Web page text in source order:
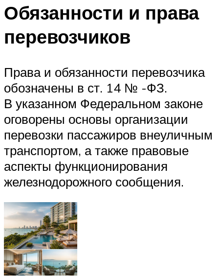
Обязанности и права
перевозчиков
Права и обязанности перевозчика
обозначены в ст. 14 № -ФЗ.
В указанном Федеральном законе
оговорены основы организации
перевозки пассажиров внеуличным
транспортом, а также правовые
аспекты функционирования
железнодорожного сообщения.